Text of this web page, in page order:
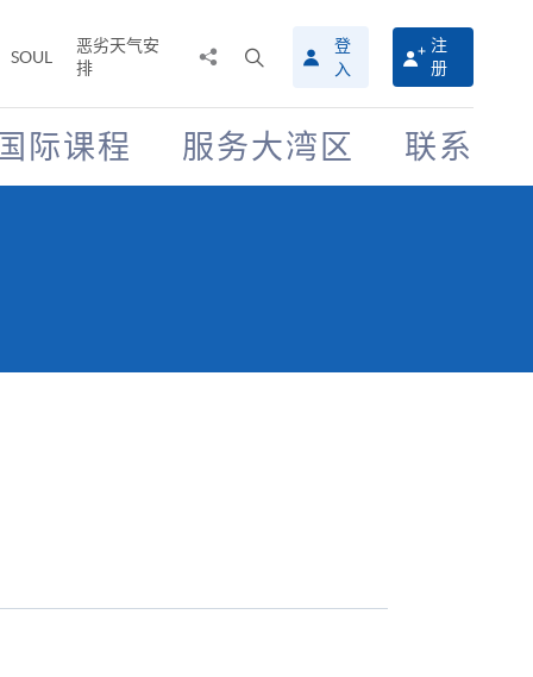
SOUL
恶劣天气安
排
搜
寻
介
面
登
入
注
册
际课程 服务大湾区 联系